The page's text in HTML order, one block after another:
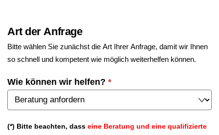
Art der Anfrage
Bitte wählen Sie zunächst die Art Ihrer Anfrage, damit wir Ihnen
so schnell und kompetent wie möglich weiterhelfen können.
Wie können wir helfen? *
(*) Bitte beachten, dass eine Beratung und eine qualifizierte